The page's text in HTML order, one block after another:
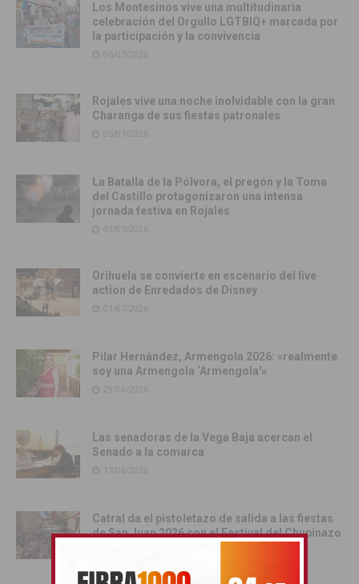
Los Montesinos vive una multitudinaria
celebración del Orgullo LGTBIQ+ marcada por
la participación y la convivencia
06/07/2026
Rojales vive una noche inolvidable con la gran
Charanga de sus fiestas patronales
05/07/2026
La Batalla de la Pólvora, el pregón y la Toma
del Castillo protagonizaron una intensa
jornada festiva en Rojales
03/07/2026
Orihuela se convierte en escenario del live
action de Enredados de Disney
01/07/2026
Pilar Hernández, Armengola 2026: «realmente
soy una Armengola ‘Armengola'»
29/06/2026
Las senadoras de la Vega Baja acercan el
Senado a la comarca
17/06/2026
Catral da el pistoletazo de salida a las fiestas
de San Juan 2026 con el Festival del Chupinazo